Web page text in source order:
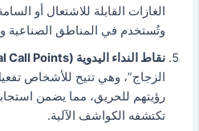
الغازات القابلة للاشتعال أو
وتُستخدم في المناطق الصناعية
نقاط النداء اليدوية (Manual Call Points):
الزجاج”، وهي تتيح للأشخاص
رؤيتهم للحريق، مما يضمن
تكتشفه الكواشف الآلية.